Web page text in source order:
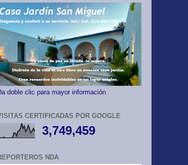
doble clic para mayor información
CERTIFICADAS POR GOOGLE
3,749,459
NDA